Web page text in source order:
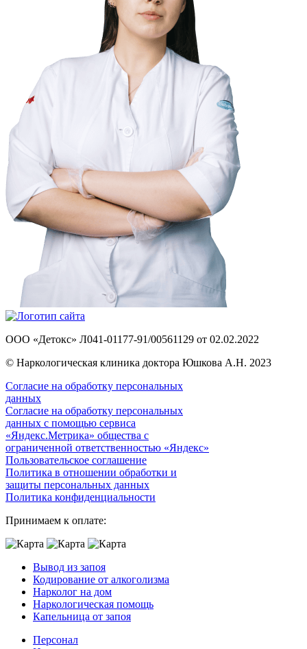
ООО «Детокс» Л041-01177-91/00561129 от 02.02.2022
© Наркологическая клиника доктора Юшкова А.Н. 2023
Согласие на обработку персональных
данных
Согласие на обработку персональных
данных с помощью сервиса
«Яндекс.Метрика» общества с
ограниченной ответственностью «Яндекс»
Пользовательское соглашение
Политика в отношении обработки и
защиты персональных данных
Политика конфиденциальности
Принимаем к оплате:
Вывод из запоя
Кодирование от алкоголизма
Нарколог на дом
Наркологическая помощь
Капельница от запоя
Персонал